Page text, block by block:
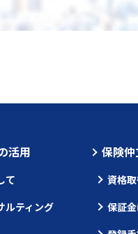
活用
て
ルティング
保険
資格
保証